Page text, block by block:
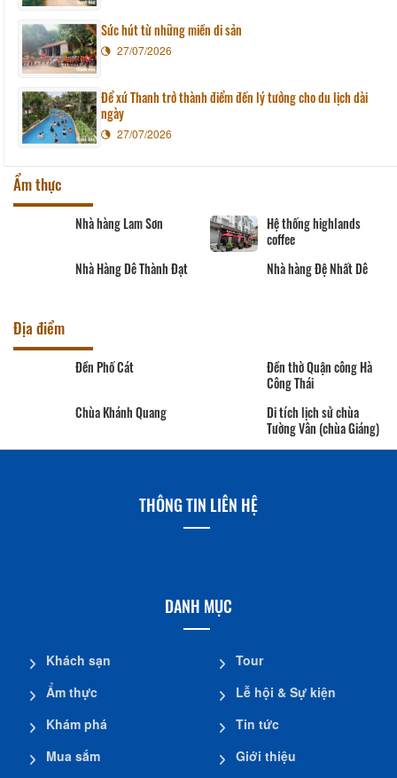
Sức hút từ những miền di sản
27/07/2026
Để xứ Thanh trở thành điểm đến lý tưởng cho du lịch dài
ngày
27/07/2026
Ẩm thực
Nhà hàng Lam Sơn
Hệ thống highlands
coffee
Nhà Hàng Dê Thành Đạt
Nhà hàng Đệ Nhất Dê
Địa điểm
Đền thờ Quận công Hà
Di tích lịch sử chùa
Tường Vân (chùa Giáng)
THÔNG TIN LIÊN HỆ
DANH MỤC